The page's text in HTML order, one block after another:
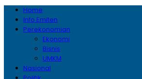
Home
Info Emiten
Perekonomian
Ekonomi
Bisnis
UMKM
Nasional